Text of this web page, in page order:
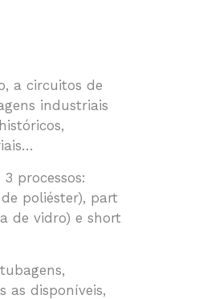
a circuitos de
industriais
processos:
poliéster), part
de vidro) e short
as disponíveis,